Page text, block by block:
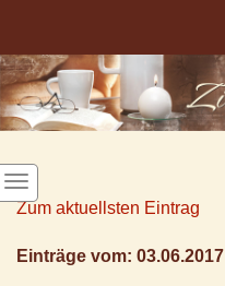
Zum aktuellsten Eintrag
Einträge vom: 03.06.2017